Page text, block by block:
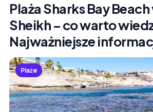
Plaża Sharks Bay
Sheikh – co warto
Najważniejsze
Plaże